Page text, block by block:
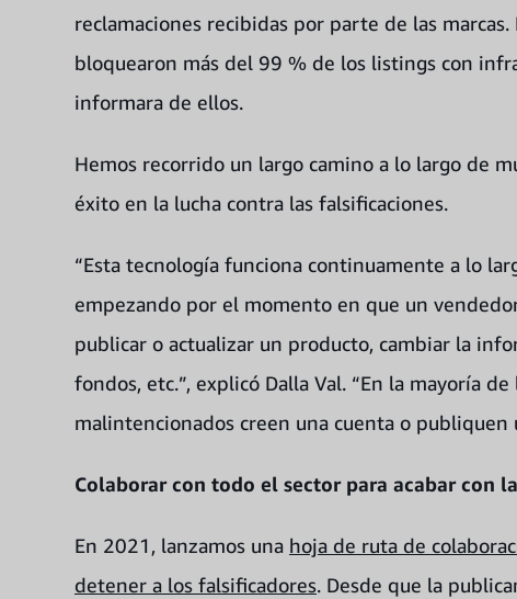
reclamaciones recibidas por parte de las
bloquearon más del 99 % de los listings con
informara de ellos.
Hemos recorrido un largo camino a lo largo de
éxito en la lucha contra las falsificaciones.
“Esta tecnología funciona continuamente a lo
empezando por el momento en que un
publicar o actualizar un producto, cambiar la
fondos, etc.”, explicó Dalla Val. “En la mayoría
malintencionados creen una cuenta o publiquen
Colaborar con todo el sector para acabar con
En 2021, lanzamos una hoja de ruta de
detener a los falsificadores. Desde que la